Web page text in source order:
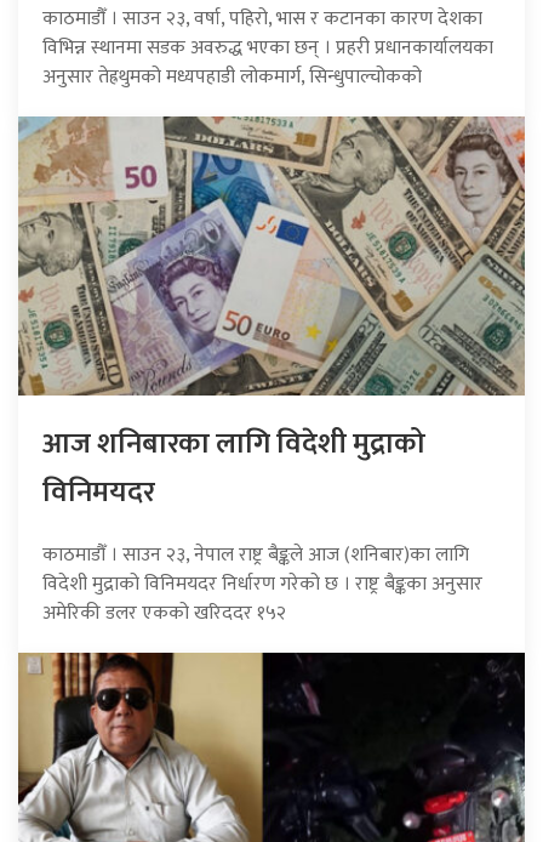
काठमाडौँ । साउन २३, वर्षा, पहिरो, भास र कटानका कारण देशका
विभिन्न स्थानमा सडक अवरुद्ध भएका छन् । प्रहरी प्रधानकार्यालयका
अनुसार तेह्रथुमको मध्यपहाडी लोकमार्ग, सिन्धुपाल्चोकको
आज शनिबारका लागि विदेशी मुद्राको
विनिमयदर
काठमाडौँ । साउन २३, नेपाल राष्ट्र बैङ्कले आज (शनिबार)का लागि
विदेशी मुद्राको विनिमयदर निर्धारण गरेको छ । राष्ट्र बैङ्कका अनुसार
अमेरिकी डलर एकको खरिददर १५२